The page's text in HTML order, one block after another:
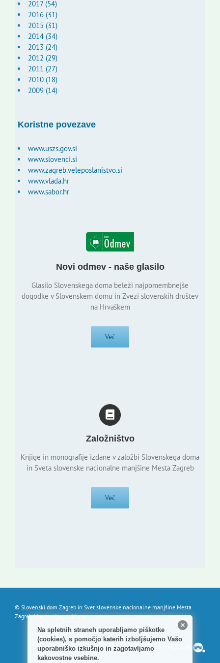
2017 (54)
2016 (31)
2015 (31)
2014 (34)
2013 (24)
2012 (29)
2011 (27)
2010 (18)
2009 (14)
Koristne povezave
www.uszs.gov.si
www.slovenci.si
www.zagreb.veleposlanistvo.si
www.vlada.hr
www.sabor.hr
Novi odmev - naše glasilo
Glasilo Slovenskega doma beleži najpomembnejše
dogodke v Slovenskem domu in Zvezi slovenskih društev
na Hrvaškem
Več
Založništvo
Knjige in monografije izdane v založbi Slovenskega doma
in Sveta slovenske nacionalne manjšine Mesta Zagreb
Več
© Slovenski dom Zagreb in Svet slovenske nacionalne manjšine Mesta
Zagreb. Vse pravice pridržane.
Na spletnih straneh uporabljamo piškotke
(cookies), s pomočjo katerih izboljšujemo Vašo
uporabniško izkušnjo in zagotavljamo
kakovostne vsebine.